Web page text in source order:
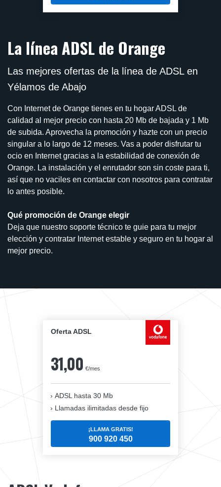
La línea ADSL de Orange
Las mejores ofertas de la línea de ADSL en
Yélamos de Abajo
Con Internet de Orange tienes en tu hogar ADSL de
calidad al mejor precio con hasta 20 Mb de bajada y 1 Mb
de subida. Aprovecha la promoción y hazte con un precio
singular a lo largo de 12 meses. Vas a poder disfrutar tu
ocio en Internet gracias a la estabilidad de conexión de
Orange. La instalación y el enrutador son sin coste para ti,
así que no vaciles en contactar con nosotros para contratar
lo antes posible.
Qué promoción de Orange elegir
Deja que nuestro soporte técnico te guie para tu mejor
elección y contratar Internet estable y seguro en tu hogar al
mejor precio.
Oferta ADSL
31,00 €/mes
ADSL hasta 30 Mb
Llamadas ilimitadas desde fijo
¡LLAMA GRATIS!
900 920 450